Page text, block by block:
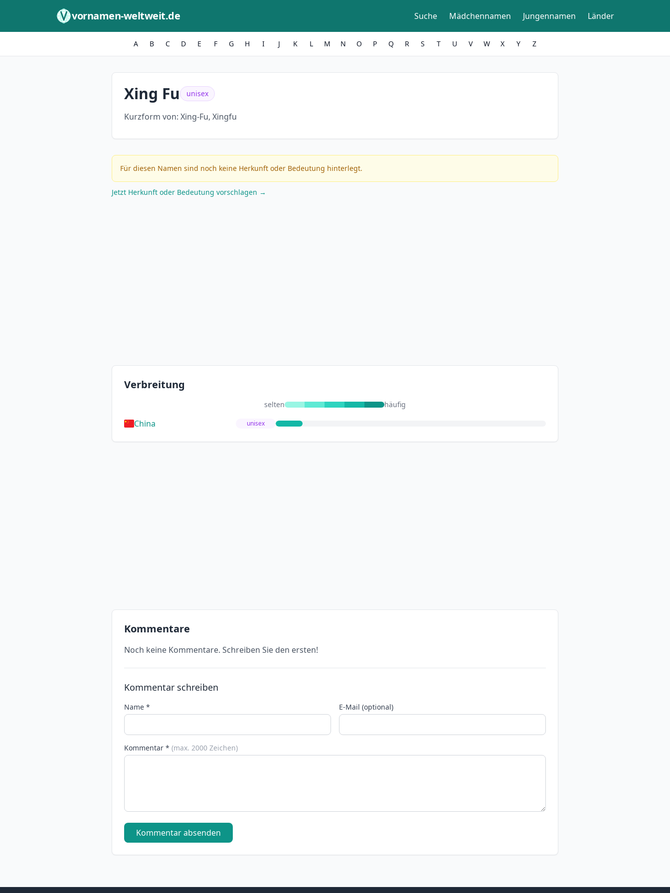
vornamen-weltweit.de Suche Mädchennamen Jungennamen Länder
A B C D E F G H I J K L M N O P Q R S T U V W X Y Z
Xing Fu unisex
Kurzform von: Xing-Fu, Xingfu
Für diesen Namen sind noch keine Herkunft oder Bedeutung hinterlegt.
Jetzt Herkunft oder Bedeutung vorschlagen →
Verbreitung
selten häufig
China unisex
Kommentare
Noch keine Kommentare. Schreiben Sie den ersten!
Kommentar schreiben
Name * E-Mail (optional)
Kommentar * (max. 2000 Zeichen)
Kommentar absenden